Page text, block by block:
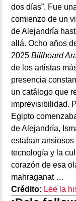
dos días”. Fue
comienzo de un
de Alejandría
allá. Ocho años
2025Billboard
de los artistas
presencia
un catálogo que
imprevisibilidad.
Egipto
de Alejandría,
estaban
tecnología y la
corazón de esa
mahraganat …
Crédito: Lee la